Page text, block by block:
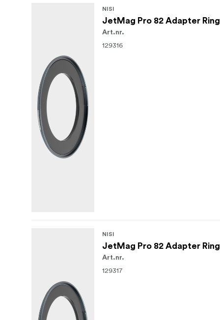
NISI
JetMag Pro 82 Adapter
Art.nr.
129316
NISI
JetMag Pro 82 Adapter
Art.nr.
129317